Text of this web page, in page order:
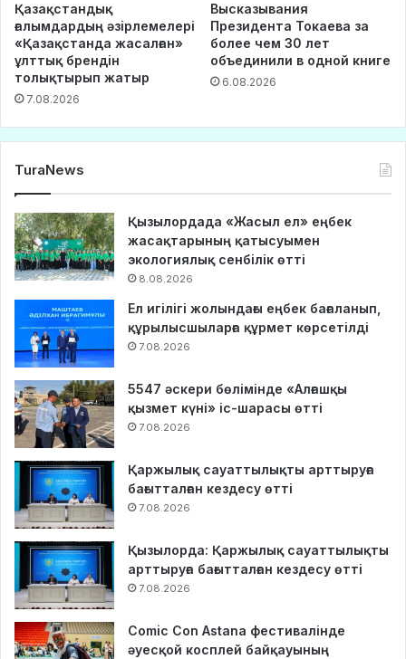
Қазақстандық
ғалымдардың әзірлемелері
«Қазақстанда жасалған»
ұлттық брендін
толықтырып жатыр
7.08.2026
Высказывания
Президента Токаева за
более чем 30 лет
объединили в одной книге
6.08.2026
TuraNews
Қызылордада «Жасыл ел» еңбек
жасақтарының қатысуымен
экологиялық сенбілік өтті
8.08.2026
Ел игілігі жолындағы еңбек бағаланып,
құрылысшыларға құрмет көрсетілді
7.08.2026
5547 әскери бөлімінде «Алғашқы
қызмет күні» іс-шарасы өтті
7.08.2026
Қаржылық сауаттылықты арттыруға
бағытталған кездесу өтті
7.08.2026
Қызылорда: Қаржылық сауаттылықты
арттыруға бағытталған кездесу өтті
7.08.2026
Comic Con Astana фестивалінде
әуесқой косплей байқауының